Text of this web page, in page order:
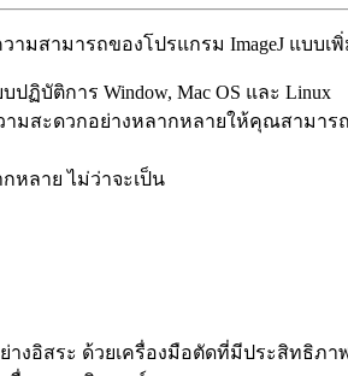
ามสามารถของโปรแกรม ImageJ แบบเ
ฏิบัติการ Window, Mac OS และ Linux
มสะดวกอย่างหลากหลายให้คุณสามาร
หลาย ไม่ว่าจะเป็น
างอิสระ ด้วยเครื่องมือตัดที่มีประสิทธิภา